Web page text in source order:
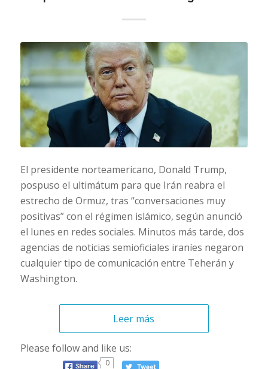
El presidente norteamericano, Donald Trump,
pospuso el ultimátum para que Irán reabra el
estrecho de Ormuz, tras “conversaciones muy
positivas” con el régimen islámico, según anunció
el lunes en redes sociales. Minutos más tarde, dos
agencias de noticias semioficiales iraníes negaron
cualquier tipo de comunicación entre Teherán y
Washington.
Leer más
Please follow and like us:
0